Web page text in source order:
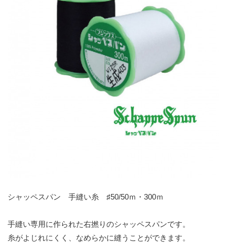
シャッペスパン 手縫い糸 ♯50/50ｍ・300ｍ
手縫い専用に作られた右撚りのシャッペスパンです。
糸がよじれにくく、なめらかに縫うことができます。